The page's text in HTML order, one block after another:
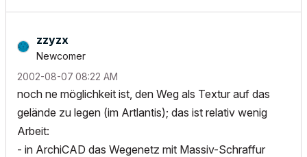
zzyzx
Newcomer
‎2002-08-07 08:22 AM
noch ne möglichkeit ist, den Weg als Textur auf das
gelände zu legen (im Artlantis); das ist relativ wenig
Arbeit:
- in ArchiCAD das Wegenetz mit Massiv-Schraffur